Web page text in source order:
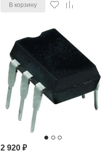
В корзину
2 920 ₽